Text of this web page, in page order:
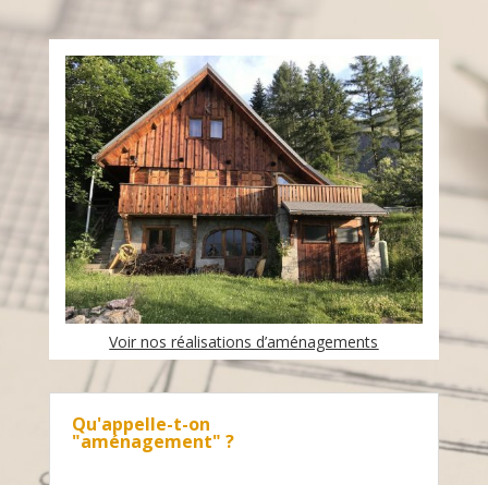
Voir nos réalisations d’aménagements
Qu'appelle-t-on
"aménagement" ?